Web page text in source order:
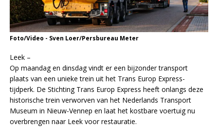
Foto/Video - Sven Loer/Persbureau Meter
Leek –
Op maandag en dinsdag vindt er een bijzonder transport
plaats van een unieke trein uit het Trans Europ Express-
tijdperk. De Stichting Trans Europ Express heeft onlangs deze
historische trein verworven van het Nederlands Transport
Museum in Nieuw-Vennep en laat het kostbare voertuig nu
overbrengen naar Leek voor restauratie.